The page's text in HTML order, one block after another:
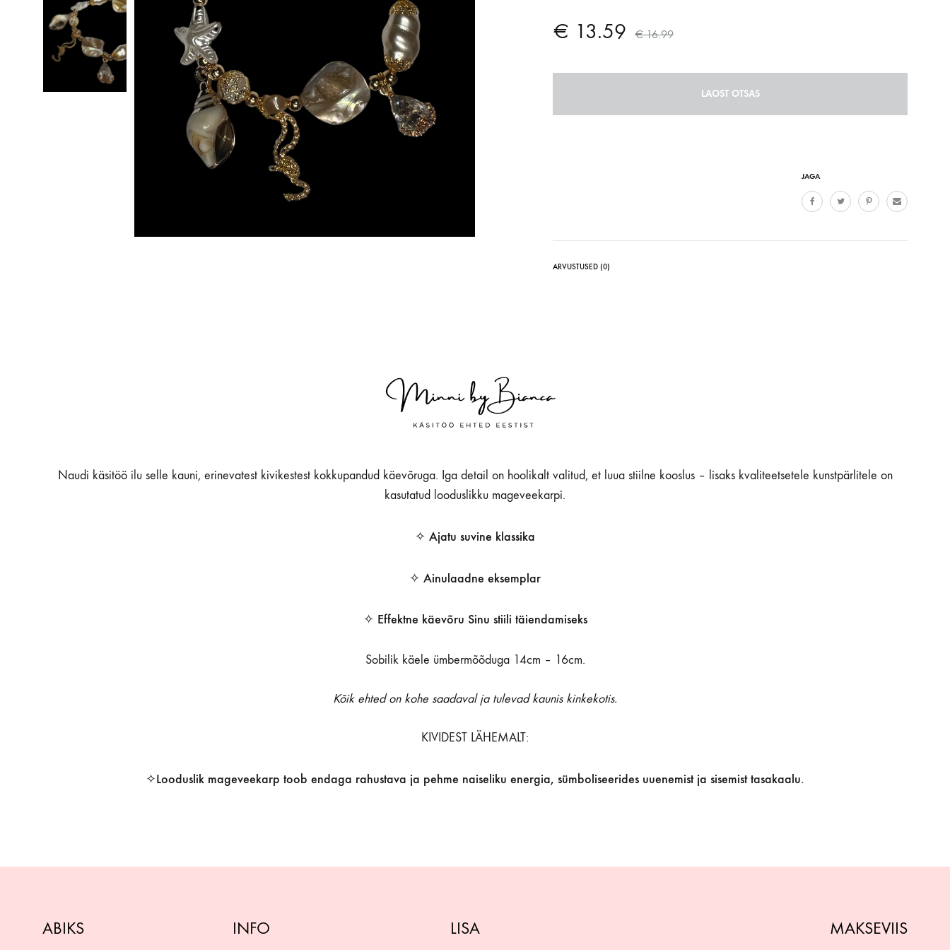
€ 13.59 €16.99
LAOST OTSAS
JAGA
ARVUSTUSED (0)
Naudi käsitöö ilu selle kauni, erinevatest kivikestest kokkupandud käevõruga. Iga detail on hoolikalt valitud, et luua stiilne kooslus – lisaks kvaliteetsetele kunstpärlitele on
kasutatud looduslikku mageveekarpi.
✧ Ajatu suvine klassika
✧ Ainulaadne eksemplar
✧ Effektne käevõru Sinu stiili täiendamiseks
Sobilik käele ümbermõõduga 14cm – 16cm.
Kõik ehted on kohe saadaval ja tulevad kaunis kinkekotis.
KIVIDEST LÄHEMALT:
✧Looduslik mageveekarp toob endaga rahustava ja pehme naiseliku energia, sümboliseerides uuenemist ja sisemist tasakaalu.
ABIKS INFO LISA MAKSEVIIS